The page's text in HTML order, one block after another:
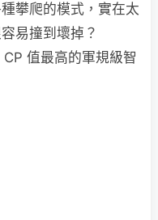
攀爬的模式，實在太
易撞到壞掉？
值最高的軍規級智